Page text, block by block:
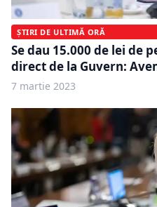
ȘTIRI DE ULTIMĂ ORĂ
Se dau 15.000 de lei de
direct de la Guvern:
7 martie 2023